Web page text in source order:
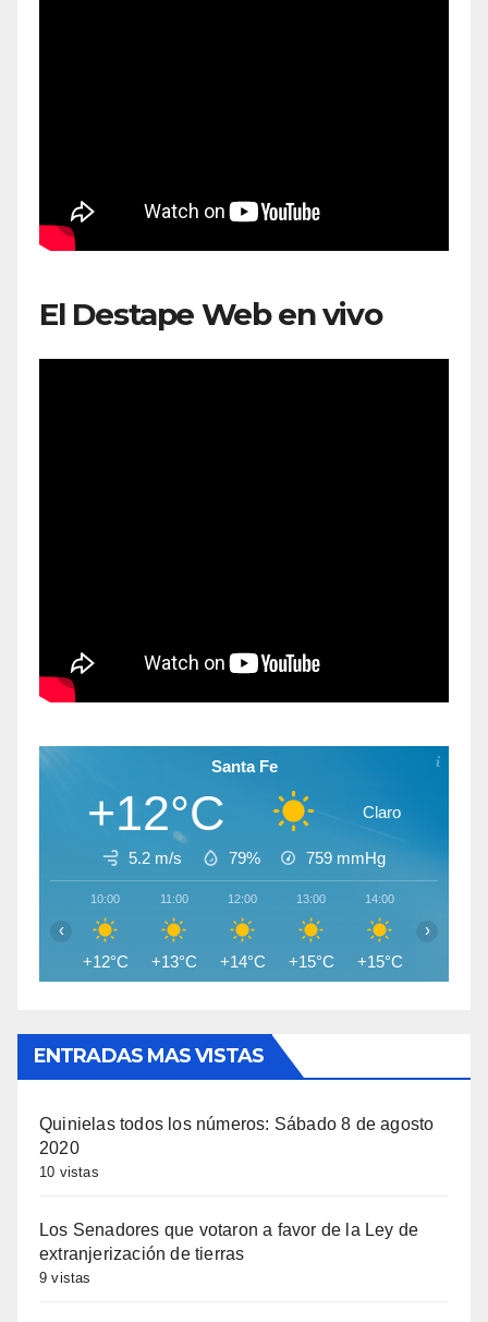
El Destape Web en vivo
Santa Fe
+12°C Claro
5.2 m/s 79% 759 mmHg
10:00
+12°C
11:00
+13°C
12:00
+14°C
13:00
+15°C
14:00
+15°C
‹ ›
ENTRADAS MAS VISTAS
Quinielas todos los números: Sábado 8 de agosto
2020
10 vistas
Los Senadores que votaron a favor de la Ley de
extranjerización de tierras
9 vistas